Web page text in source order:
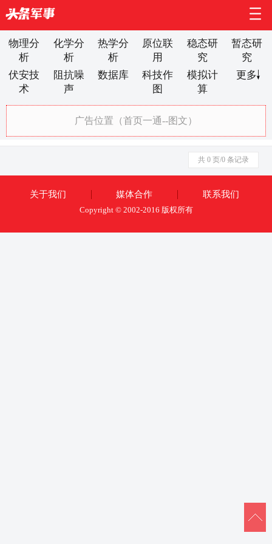
物理分
析
化学分
析
热学分
析
原位联
用
稳态研
究
暂态研
究
伏安技
术
阻抗噪
声
数据库
科技作
图
模拟计
算
更多
广告位置（首页一通--图文）
共 0 页/0 条记录
关于我们 媒体合作 联系我们
Copyright © 2002-2016 版权所有